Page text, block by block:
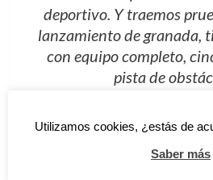
deportivo. Y traemos
lanzamiento de granada,
con equipo completo,
pista de
Mencionó que al ser
Utilizamos cookies, ¿estás de
Saber más